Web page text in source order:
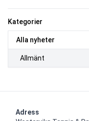
Kategorier
Alla nyheter
Allmänt
Adress